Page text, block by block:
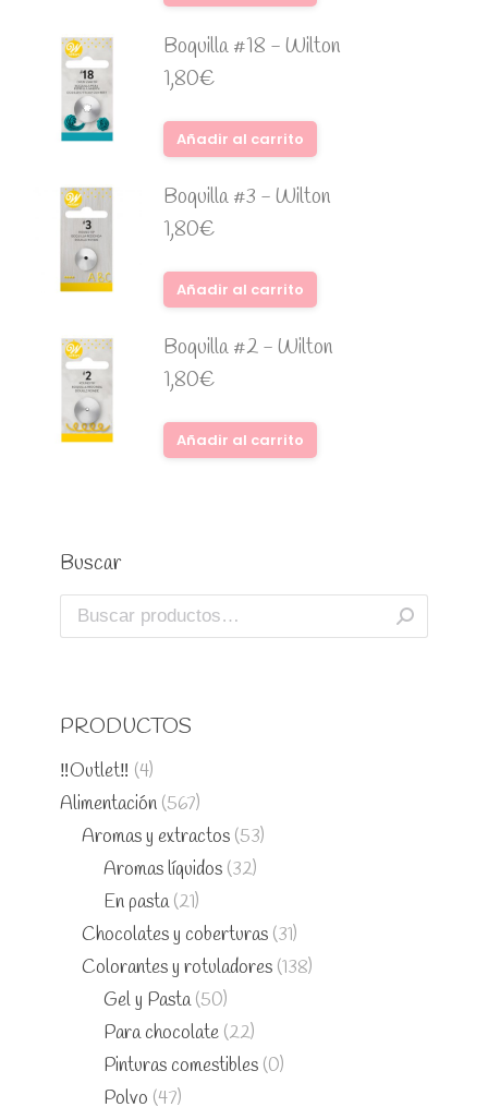
Boquilla #18 - Wilton
1,80€
Añadir al carrito
Boquilla #3 - Wilton
1,80€
Añadir al carrito
Boquilla #2 - Wilton
1,80€
Añadir al carrito
Buscar
PRODUCTOS
‼️Outlet‼️ (4)
Alimentación (567)
Aromas y extractos (53)
Aromas líquidos (32)
En pasta (21)
Chocolates y coberturas (31)
Colorantes y rotuladores (138)
Gel y Pasta (50)
Para chocolate (22)
Pinturas comestibles (0)
Polvo (47)